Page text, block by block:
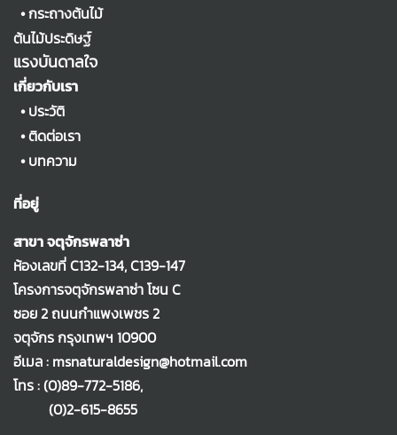
•กระถางต้นไม้
ต้นไม้ประดิษฐ์
แรงบันดาลใจ
เกี่ยวกับเรา
•ประวัติ
•ติดต่อเรา
•บทความ
ที่อยู่
สาขา จตุจักรพลาซ่า
ห้องเลขที่ C132-134, C139-147
โครงการจตุจักรพลาซ่า โซน C
ซอย 2 ถนนกำแพงเพชร 2
จตุจักร กรุงเทพฯ 10900
อีเมล : msnaturaldesign@hotmail.com
โทร :(0)89-772-5186,
(0)2-615-8655